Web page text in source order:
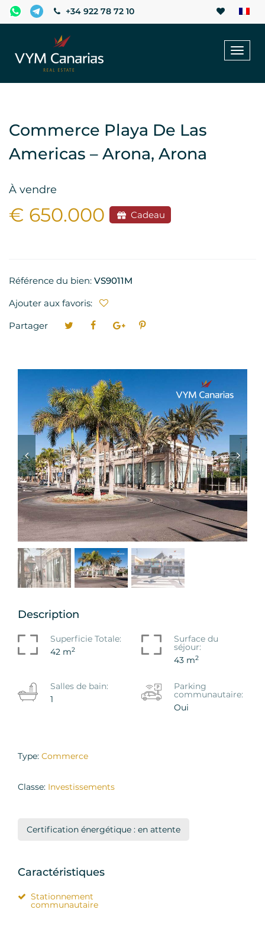
+34 922 78 72 10
Commerce Playa De Las
Americas – Arona, Arona
À vendre
€ 650.000 Cadeau
Référence du bien: VS9011M
Ajouter aux favoris:
Partager
Description
Superficie Totale:
42 m2
Surface du
séjour:
43 m2
Salles de bain:
1
Parking
communautaire:
Oui
Type: Commerce
Classe: Investissements
Certification énergétique : en attente
Caractéristiques
Stationnement
communautaire